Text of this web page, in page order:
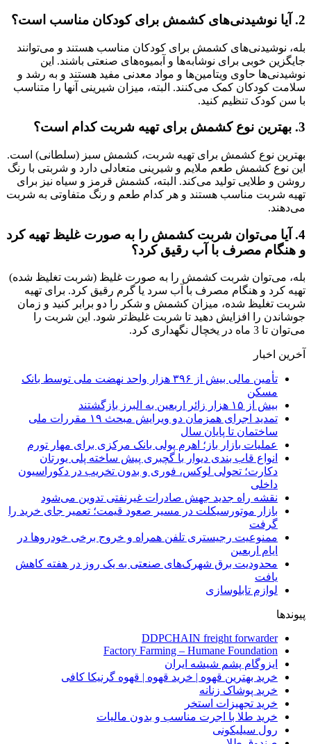
2. آیا نوشیدنی‌های کشمش برای کودکان مناسب است؟
بله، نوشیدنی‌های کشمش برای کودکان مناسب هستند و می‌توانند
جایگزین خوبی برای نوشابه‌ها و آبمیوه‌های صنعتی باشند. این
نوشیدنی‌ها حاوی ویتامین‌ها و مواد معدنی مفید هستند و به رشد و
سلامت کودکان کمک می‌کنند. البته، میزان شیرینی آنها را متناسب
با سن کودک تنظیم کنید.
3. بهترین نوع کشمش برای تهیه شربت کدام است؟
بهترین نوع کشمش برای تهیه شربت، کشمش سبز (سلطانی) است.
این نوع کشمش طعم ملایم و شیرینی متعادلی دارد و شربتی با رنگ
روشن و طلایی تولید می‌کند. البته، کشمش قرمز و سیاه نیز برای
تهیه شربت مناسب هستند و هر کدام طعم و رنگ متفاوتی به شربت
می‌دهند.
4. آیا می‌توان شربت کشمش را به صورت غلیظ تهیه کرد
و هنگام مصرف با آب رقیق کرد؟
بله، می‌توان شربت کشمش را به صورت غلیظ (شربت تغلیظ شده)
تهیه کرد و هنگام مصرف با آب سرد یا گرم رقیق کرد. برای تهیه
شربت تغلیظ شده، میزان کشمش و شکر را دو برابر کنید و زمان
جوشاندن را افزایش دهید تا شربت غلیظ‌تر شود. این شربت را
می‌توان تا 3 ماه در یخچال نگهداری کرد.
آخرین اخبار
تأمین مالی بیش از ۳۹۶ هزار واحد نهضت ملی توسط بانک
مسکن
بیش از ۱۵ هزار زائر اربعین به البرز بازگشتند
تمدید اجرای همزمان دو ویرایش مبحث ۱۹ مقررات ملی
ساختمان تا پایان سال
عملیات بازار باز؛ اهرم پولی بانک مرکزی برای مهار تورم
انواع قاب بندی دیوار با گچبری پیش ساخته پلی یورتان
دکارت؛ تحولی لوکس، فوری و بدون تخریب در دکوراسیون
داخلی
نقشه راه جدید جهش صادرات غیرنفتی تدوین می‌شود
بازار موتورسیکلت در مسیر صعود قیمت؛ تعمیر جای خرید را
گرفت
ممنوعیت رجیستری تلفن همراه و خروج برخی خودروها در
ایام اربعین
محدودیت برق شهرک‌های صنعتی به یک روز در هفته کاهش
یافت
لوازم تابلوسازی
پیوندها
DDPCHAIN freight forwarder
Factory Farming – Humane Foundation
ایزوگام پشم شیشه ایران
خرید بهترین قهوه | خرید قهوه | قهوه گرنیکا کافی
خرید پوشاک زنانه
خرید تجهیزات استخر
خرید طلا با اجرت مناسب و بدون مالیات
رول سیلیکونی